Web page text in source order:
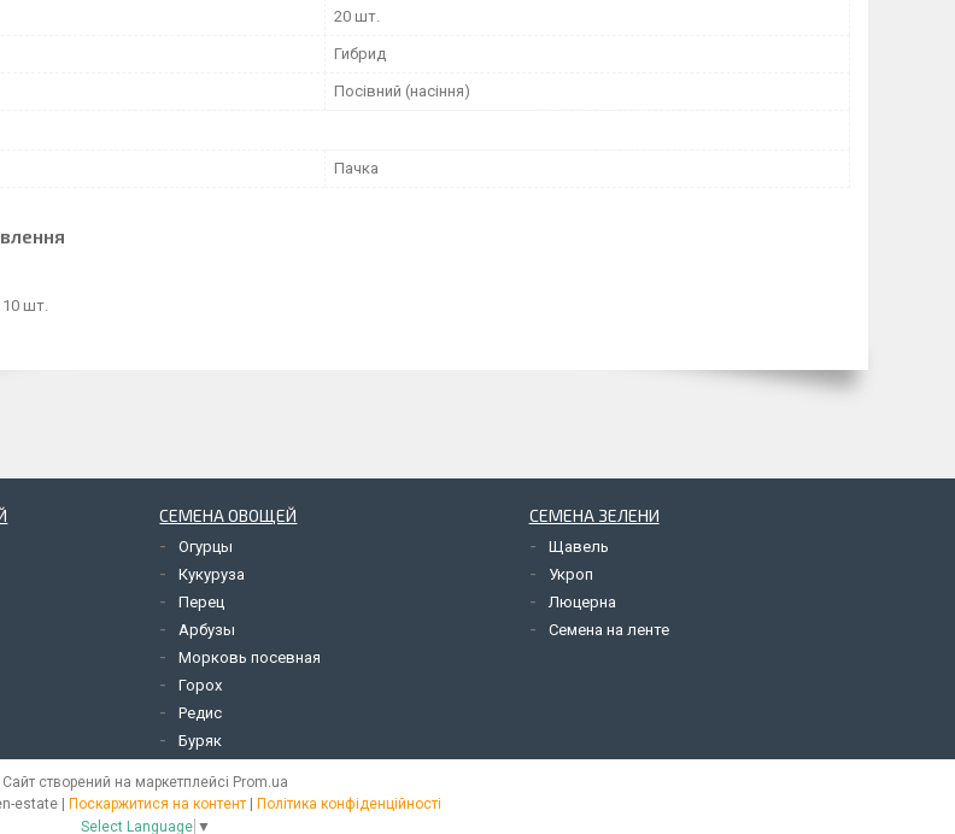
20 шт.
Гибрид
Посівний (насіння)
Пачка
10 шт.
СЕМЕНА ОВОЩЕЙ
Огурцы
Кукуруза
Перец
Арбузы
Морковь посевная
Горох
Редис
Буряк
СЕМЕНА ЗЕЛЕНИ
Щавель
Укроп
Люцерна
Семена на ленте
Сайт створений на маркетплейсі Prom.ua
Поскаржитися на контент
Політика конфіденційності
Select Language ▼